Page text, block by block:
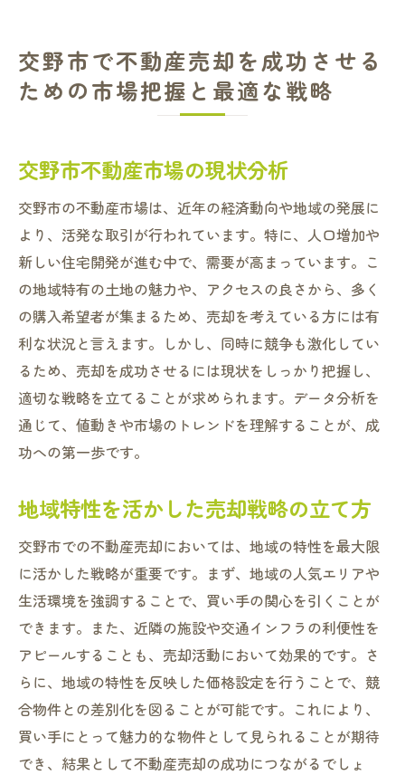
不動産売却を円滑に進めるための専門家の
活用
成功の鍵
成功する売却のための重要ポイント
市場動向を掴むための情報収集法
プロが推奨する売却時の交渉テクニック
競争優位を保つための市場戦略
プロから学ぶ交野市でのリスク管理法
交野市の不動産売却で競争に勝つための効果的
な戦略
競争力を高める価格設定の秘訣
魅力を引き出す物件プレゼンテーション法
効果的な内覧会の企画と対応
競合物件に差をつけるための創意工夫
契約成立までのクロージングテクニック
資産価値を最大化する交野市の不動産売却タイ
売却タイミングの見極めに必要な市場デー
タ
季節ごとの市場変動とその影響
交野市の経済指標が示す売却の好機
交野市で不動産売却を成功させる
ための市場把握と最適な戦略
交野市不動産市場の現状分析
交野市の不動産市場は、近年の経済動向や地域の発展に
より、活発な取引が行われています。特に、人口増加や
新しい住宅開発が進む中で、需要が高まっています。こ
の地域特有の土地の魅力や、アクセスの良さから、多く
の購入希望者が集まるため、売却を考えている方には有
利な状況と言えます。しかし、同時に競争も激化してい
るため、売却を成功させるには現状をしっかり把握し、
適切な戦略を立てることが求められます。データ分析を
通じて、値動きや市場のトレンドを理解することが、成
功への第一歩です。
地域特性を活かした売却戦略の立て方
交野市での不動産売却においては、地域の特性を最大限
に活かした戦略が重要です。まず、地域の人気エリアや
生活環境を強調することで、買い手の関心を引くことが
できます。また、近隣の施設や交通インフラの利便性を
アピールすることも、売却活動において効果的です。さ
らに、地域の特性を反映した価格設定を行うことで、競
合物件との差別化を図ることが可能です。これにより、
買い手にとって魅力的な物件として見られることが期待
でき、結果として不動産売却の成功につながるでしょ